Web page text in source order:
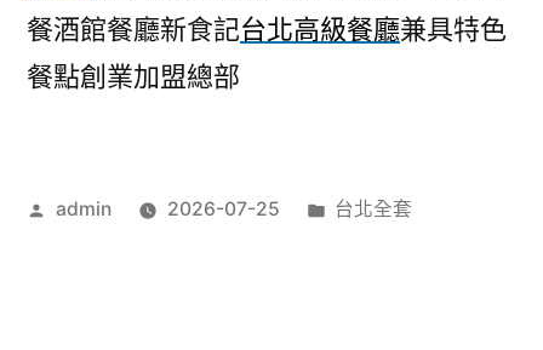
餐酒館餐廳新食記台北高級餐廳兼具特色
餐點創業加盟總部
作
admin 2026-07-25
分
台北全套